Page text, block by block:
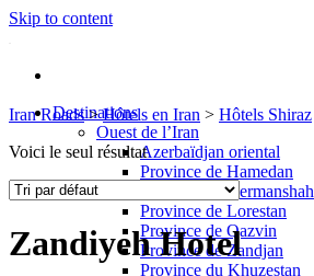
Skip to content
Destinations
Ouest de l’Iran
Azerbaïdjan oriental
Province de Hamedan
Province de Kermanshah
Province de Lorestan
Province de Qazvin
Province de Zandjan
Province du Khuzestan
Iran Roads > Hôtels en Iran > Hôtels Shiraz
Voici le seul résultat
Zandiyeh Hotel